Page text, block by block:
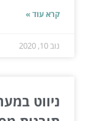
קרא עוד »
נוב 10, 2020
ניווט